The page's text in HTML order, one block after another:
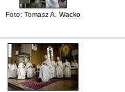
Foto: Tomasz A. Wacko